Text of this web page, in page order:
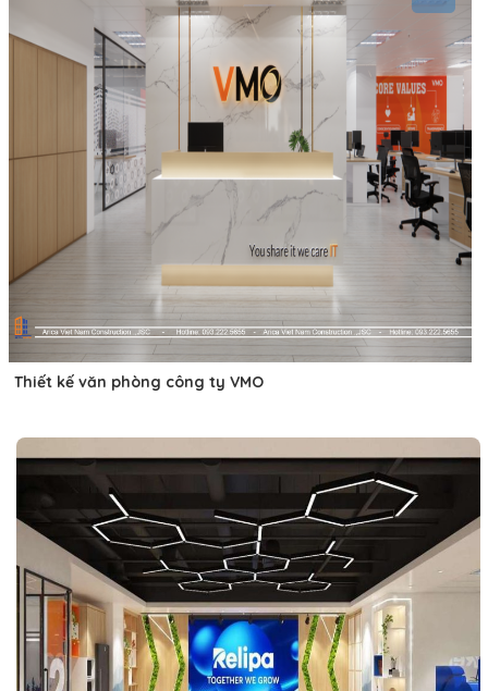
Thiết kế văn phòng công ty VMO